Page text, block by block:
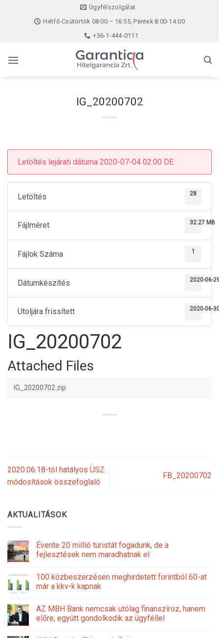
Ügyfélszolgálat
Hétfő-Csütörtök 08:00 – 16:55, Péntek 8:00-14:00
+36-1-444-0111
IG_20200702
Letöltés lejárati dátuma 2020-07-04 02:00 DE.
Letöltés 28
Fájlméret 32.27 MB
Fájlok Száma 1
Dátumkészítés 2020-06-
Utoljára frissített 2020-06-
IG_20200702
Attached Files
IG_20200702.zip
2020.06.18-tól hatályos ÜSZ
módosítások összefoglaló
FB_20200702
AKTUALITÁSOK
Évente 20 millió turistát fogadunk, de a
fejlesztések nem maradhatnak el
100 közbeszerzésen meghirdetett forintból 60-at
már a kkv-k kapnak
AZ MBH Bank nemcsak utólag finanszíroz, hanem
előre, együtt gondolkodik az ügyféllel